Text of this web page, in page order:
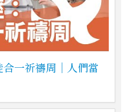
合一祈禱周｜人們當